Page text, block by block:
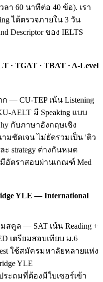
ลา 60 นาทีต่อ 40 ข้อ). เรา
ได้ตรวจภายใน 3 วัน
Descriptor ของ IELTS
· TGAT · TBAT · A-Level
— CU-TEP เน้น Listening
AELT มี Speaking แบบ
กับภาษาอังกฤษเชิง
มชัดเจน ไม่ยัดรวมเป็น 'ติว
ะ strategy ต่างกันหมด
มีอัตราสอบผ่านเกณฑ์ Med
YLE — International
คูล — SAT เน้น Reading +
เตรียมสอบเทียบ ม.6
ใช้สมัครมหาลัยหลายแห่ง
YLE
ประถมที่ต้องมีใบเซอร์เข้า